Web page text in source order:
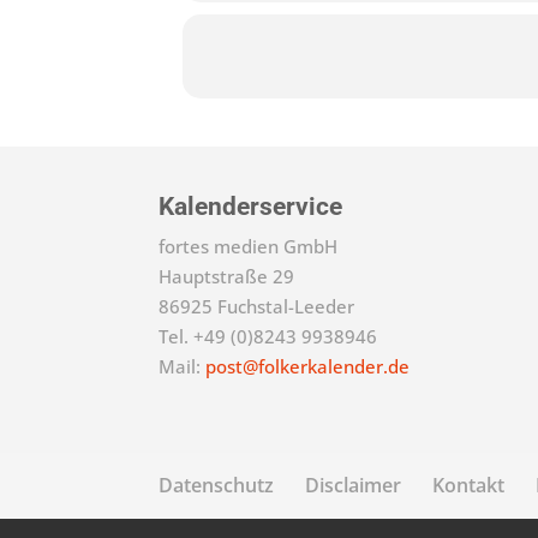
Kalenderservice
fortes medien GmbH
Hauptstraße 29
86925 Fuchstal-Leeder
Tel. +49 (0)8243 9938946
Mail: post@folkerkalender.de
Datenschutz Disclaimer Kontakt